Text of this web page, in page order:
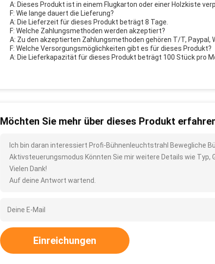
A: Dieses Produkt ist in einem Flugkarton oder einer Holzkiste
F: Wie lange dauert die Lieferung?
A: Die Lieferzeit für dieses Produkt beträgt 8 Tage.
F: Welche Zahlungsmethoden werden akzeptiert?
A: Zu den akzeptierten Zahlungsmethoden gehören T/T, Paypal,
F: Welche Versorgungsmöglichkeiten gibt es für dieses Produkt?
A: Die Lieferkapazität für dieses Produkt beträgt 100 Stück pro
Möchten Sie mehr über dieses Produkt
Ich bin daran interessiert Profi-Bühnenleuchtstrahl Bewegliche
Aktivsteuerungsmodus Könnten Sie mir weitere Details wie Typ,
Vielen Dank!
Auf deine Antwort wartend.
Einreichungen